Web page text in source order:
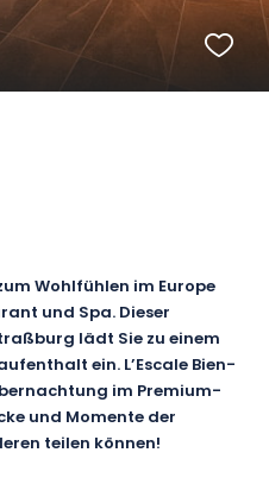
Wohlfühlen im Europe
und Spa. Dieser
lädt Sie zu einem
ein. L’Escale Bien-
im Premium-
und Momente der
teilen können!